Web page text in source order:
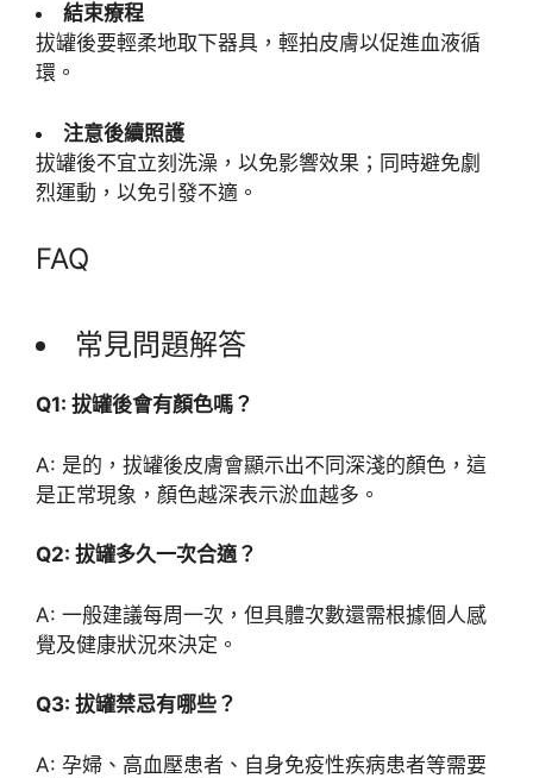
結束療程
拔罐後要輕柔地取下器具，輕拍皮膚以促進血液循
環。
注意後續照護
拔罐後不宜立刻洗澡，以免影響效果；同時避免劇
烈運動，以免引發不適。
FAQ
常見問題解答
Q1: 拔罐後會有顏色嗎？
A: 是的，拔罐後皮膚會顯示出不同深淺的顏色，這
是正常現象，顏色越深表示淤血越多。
Q2: 拔罐多久一次合適？
A: 一般建議每周一次，但具體次數還需根據個人感
覺及健康狀況來決定。
Q3: 拔罐禁忌有哪些？
A: 孕婦、高血壓患者、自身免疫性疾病患者等需要